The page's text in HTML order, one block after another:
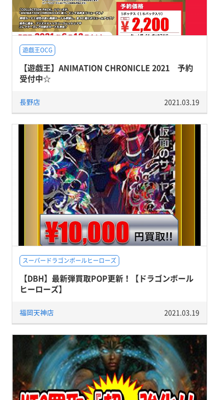
遊戯王OCG
【遊戯王】ANIMATION CHRONICLE 2021 予約
受付中☆
長野店 2021.03.19
スーパードラゴンボールヒーローズ
【DBH】最新弾買取POP更新！【ドラゴンボール
ヒーローズ】
福岡天神店 2021.03.19